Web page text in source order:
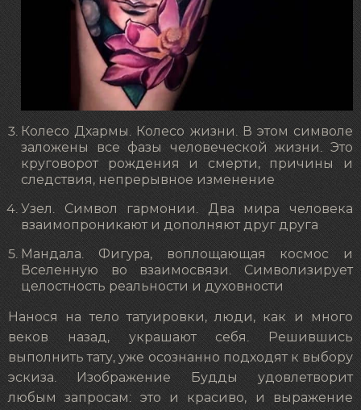
Колесо Дхармы. Колесо жизни. В этом символе
заложены все фазы человеческой жизни. Это
круговорот рождения и смерти, причины и
следствия, непрерывное изменение
Узел. Символ гармонии. Два мира человека
взаимопроникают и дополняют друг друга
Мандала. Фигура, воплощающая космос и
Вселенную во взаимосвязи. Символизирует
целостность реальности и духовности
Нанося на тело татуировки, люди, как и много
веков назад, украшают себя. Решившись
выполнить тату, уже осознанно подходят к выбору
эскиза. Изображение Будды удовлетворит
любым запросам: это и красиво, и выражение